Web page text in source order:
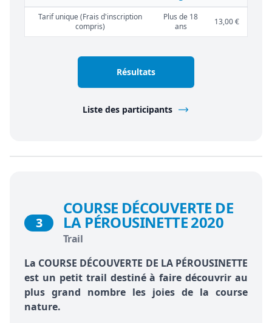
Tarif unique (Frais d'inscription
compris)
Plus de 18
ans
13,00 €
Résultats
Liste des participants
3
COURSE DÉCOUVERTE DE
LA PÉROUSINETTE 2020
Trail
La COURSE DÉCOUVERTE DE LA PÉROUSINETTE
est un petit trail destiné à faire découvrir au
plus grand nombre les joies de la course
nature.